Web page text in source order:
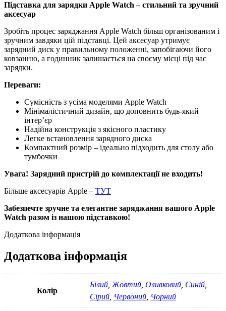
Підставка для зарядки Apple Watch – стильний та зручний
аксесуар
Зробіть процес заряджання Apple Watch більш організованим і
зручним завдяки цій підставці. Цей аксесуар утримує
зарядний диск у правильному положенні, запобігаючи його
ковзанню, а годинник залишається на своєму місці під час
зарядки.
Переваги:
Сумісність з усіма моделями Apple Watch
Мінімалістичний дизайн, що доповнить будь-який
інтер’єр
Надійна конструкція з якісного пластику
Легке встановлення зарядного диска
Компактний розмір – ідеально підходить для столу або
тумбочки
Увага! Зарядний пристрій до комплектації не входить!
Більше аксесуарів Apple – ТУТ
Забезпечте зручне та елегантне заряджання вашого Apple
Watch разом із нашою підставкою!
Додаткова інформація
Додаткова інформація
Колір
Білий Жовтий Оливковий Синій
Сірий Червоний Чорний